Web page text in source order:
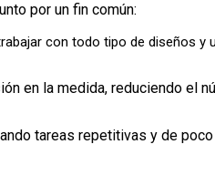
por un fin común:
con todo tipo de diseños y
en la medida, reduciendo el
tareas repetitivas y de poco